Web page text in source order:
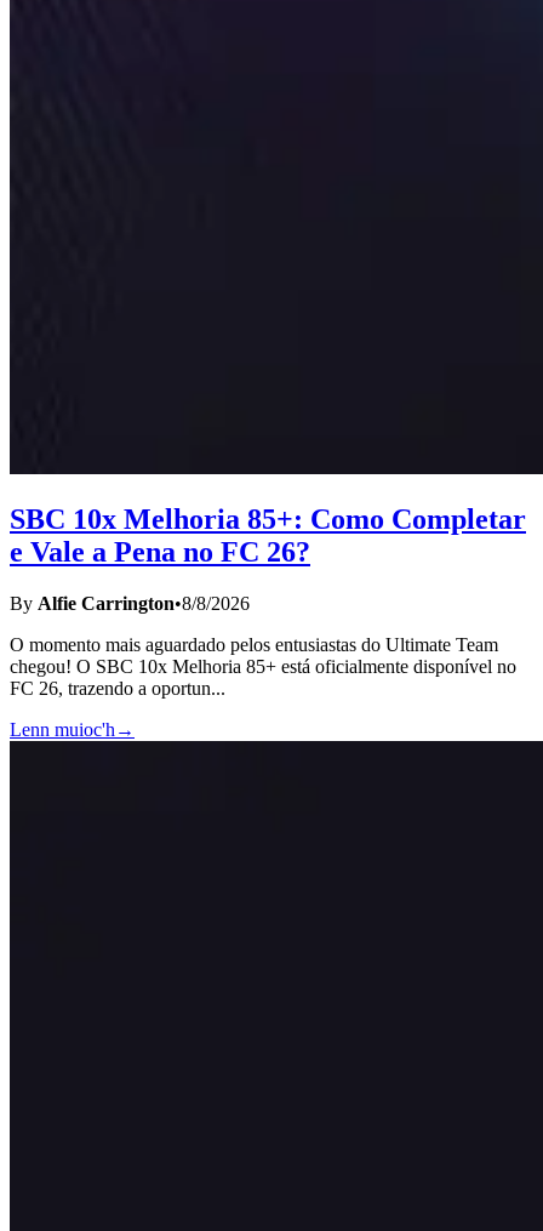
SBC 10x Melhoria 85+: Como Completar
e Vale a Pena no FC 26?
By Alfie Carrington•8/8/2026
O momento mais aguardado pelos entusiastas do Ultimate Team
chegou! O SBC 10x Melhoria 85+ está oficialmente disponível no
FC 26, trazendo a oportun...
Lenn muioc'h →